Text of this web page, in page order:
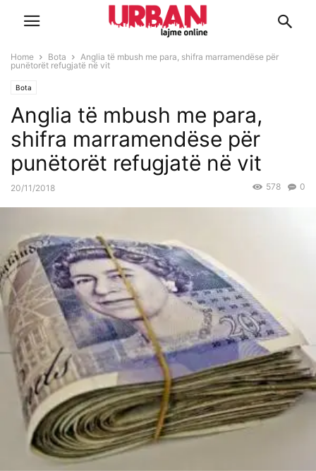
Home Bota
Anglia të mbush me para, shifra marramendëse për
punëtorët refugjatë në vit
Bota
Anglia të mbush me para,
shifra marramendëse për
punëtorët refugjatë në vit
20/11/2018 0
578